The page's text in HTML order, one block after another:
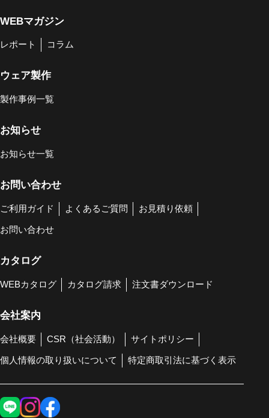
WEBマガジン
レポート コラム
ウェア製作
製作事例一覧
お知らせ
お知らせ一覧
お問い合わせ
ご利用ガイド よくあるご質問 お見積り依頼
お問い合わせ
カタログ
WEBカタログ カタログ請求 注文書ダウンロード
会社案内
会社概要 CSR（社会活動） サイトポリシー
個人情報の取り扱いについて 特定商取引法に基づく表示